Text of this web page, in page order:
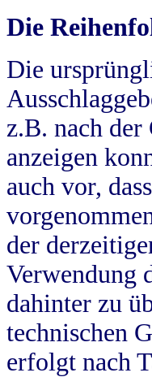
Die
Die
z.B. nach
anzeigen
auch vor,
der
Verwendung
dahinter zu
technischen
erfolgt nach